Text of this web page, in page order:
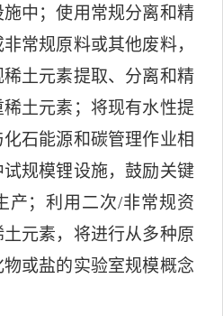
中；使用常规分离和精
常规原料或其他废料，
土元素提取、分离和精
土元素；将现有水性提
石能源和碳管理作业相
规模锂设施，鼓励关键
产；利用二次/非常规资
元素，将进行从多种原
或盐的实验室规模概念